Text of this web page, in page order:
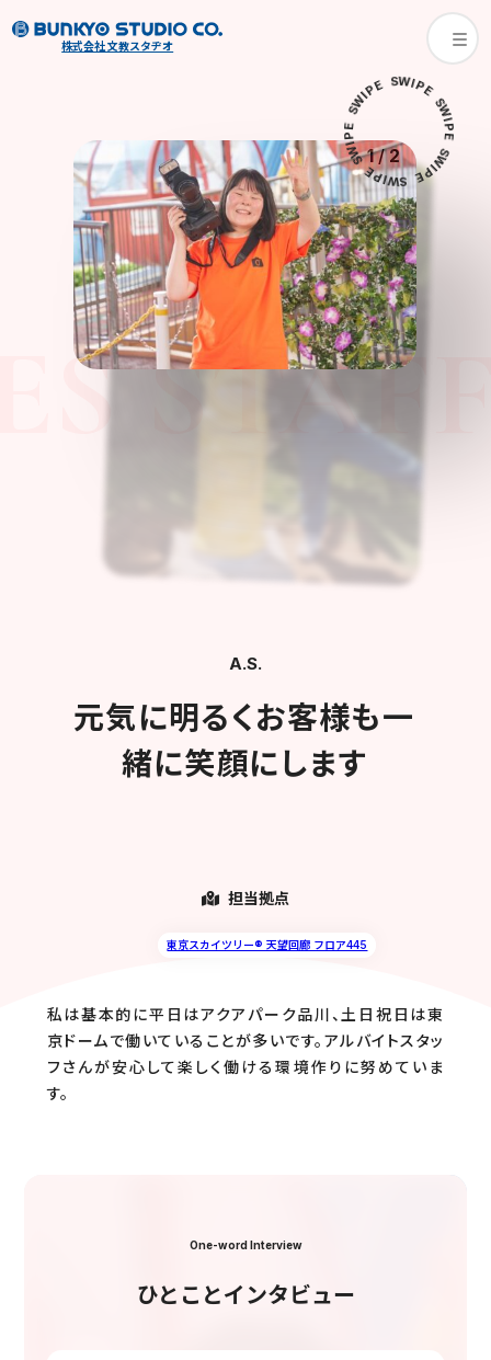
株式会社 文教スタヂオ
A.S.
元気に明るくお客様も一
緒に笑顔にします
1/2
S
W
I
P
E
S
W
I
P
E
S
W
I
P
E
S
W
I
P
E
S
W
IPE SWIP
E
担当拠点
東京スカイツリー® 天望回廊 フロア445
私は基本的に平日はアクアパーク品川、土日祝日は東
京ドームで働いていることが多いです。アルバイトスタッ
フさんが安心して楽しく働ける環境作りに努めていま
す。
One-word Interview
ひとことインタビュー